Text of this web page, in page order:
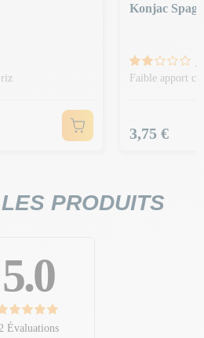
riz
Konjac
Faible apport
Prix
3,75 €
PRODUITS
5.0
Évaluations